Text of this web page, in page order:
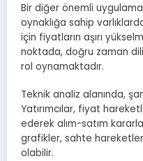
Bir diğer önemli
oynaklığa sahip
için fiyatların aşırı
noktada, doğru zaman
rol oynamaktadır.
Teknik analiz alanında,
Yatırımcılar, fiyat
ederek alım-satım
grafikler, sahte
olabilir.